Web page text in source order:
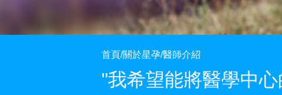
首頁/關於星孕/醫師介紹
"我希望能將醫學中